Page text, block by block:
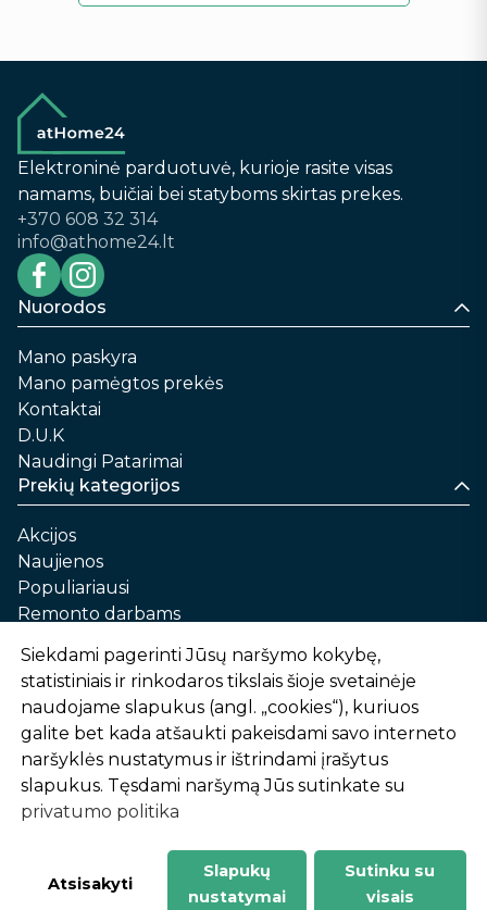
Elektroninė parduotuvė, kurioje rasite visas
namams, buičiai bei statyboms skirtas prekes.
+370 608 32 314
info@athome24.lt
Nuorodos
Mano paskyra
Mano pamėgtos prekės
Kontaktai
D.U.K
Naudingi Patarimai
Prekių kategorijos
Akcijos
Naujienos
Populiariausi
Remonto darbams
Automobilių priežiūrai
Sodui ir daržui
Informacija
Apie mus
Prekių pirkimo – pardavimo taisyklės
Prekių pristatymas ir atsiėmimas
-
1
2
%
n
u
o
l
a
i
d
Siekdami pagerinti Jūsų naršymo kokybę,
statistiniais ir rinkodaros tikslais šioje svetainėje
naudojame slapukus (angl. „cookies“), kuriuos
galite bet kada atšaukti pakeisdami savo interneto
naršyklės nustatymus ir ištrindami įrašytus
slapukus. Tęsdami naršymą Jūs sutinkate su
privatumo politika
Atsisakyti
Slapukų
nustatymai
Sutinku su
visais